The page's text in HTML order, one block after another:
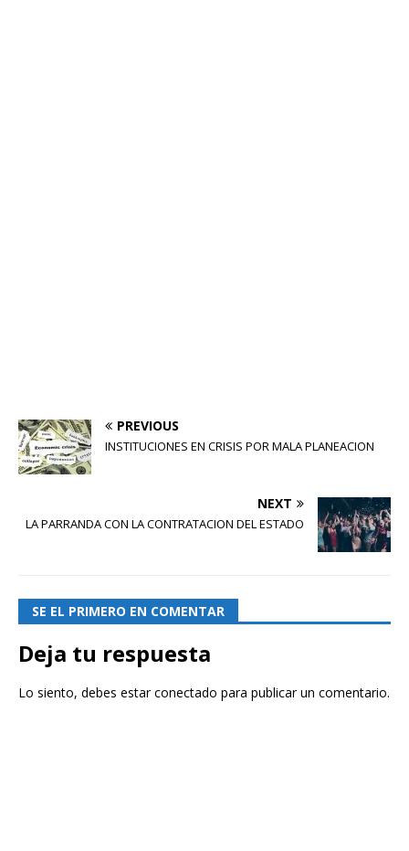
PREVIOUS
INSTITUCIONES EN CRISIS POR MALA PLANEACION
NEXT
LA PARRANDA CON LA CONTRATACION DEL ESTADO
SE EL PRIMERO EN COMENTAR
Deja tu respuesta
Lo siento, debes estarconectado para publicar un comentario.